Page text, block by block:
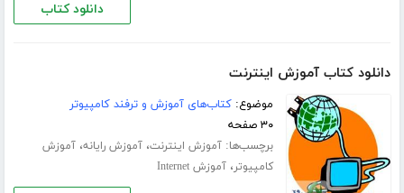
دانلود کتاب
دانلود کتاب آموزش اینترنت
موضوع:کتاب‌های آموزش و ترفند کامپیوتر
۳۰ صفحه
برچسب‌ها:آموزش اینترنت،آموزش رایانه،آموزش
کامپیوتر،آموزش Internet